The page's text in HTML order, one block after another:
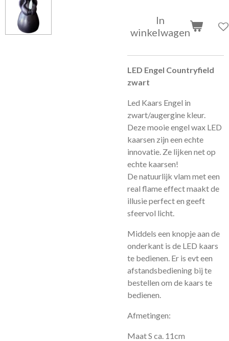
In
winkelwagen
LED Engel Countryfield
zwart
Led Kaars Engel in
zwart/augergine kleur.
Deze mooie engel wax LED
kaarsen zijn een echte
innovatie. Ze lijken net op
echte kaarsen!
De natuurlijk vlam met een
real flame effect maakt de
illusie perfect en geeft
sfeervol licht.
Middels een knopje aan de
onderkant is de LED kaars
te bedienen. Er is evt een
afstandsbediening bij te
bestellen om de kaars te
bedienen.
Afmetingen:
Maat S ca. 11cm